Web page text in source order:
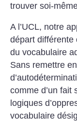
trouver soi-
A l’UCL, notre
départ différente
du vocabulaire
Sans remettre
comme d’un fait
logiques
vocabulaire